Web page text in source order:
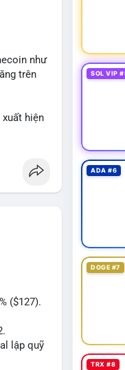
như
trên
xuất hiện
và "đã
SKR
nhưng
các đề
($127).
lập quỹ
SOL VIP
ADA #6
DOGE #7
TRX #8